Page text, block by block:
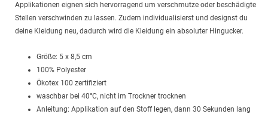
Applikationen eignen sich hervorragend um verschmutze oder beschädigte
Stellen verschwinden zu lassen. Zudem individualisierst und designst du
deine Kleidung neu, dadurch wird die Kleidung ein absoluter Hingucker.
Größe: 5 x 8,5 cm
100% Polyester
Ökotex 100 zertifiziert
waschbar bei 40°C, nicht im Trockner trocknen
Anleitung: Applikation auf den Stoff legen, dann 30 Sekunden lang